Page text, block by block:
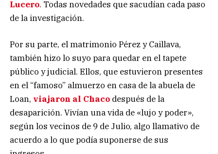
Lucero. Todas novedades que sacudían cada paso
de la investigación.
Por su parte, el matrimonio Pérez y Caillava,
también hizo lo suyo para quedar en el tapete
público y judicial. Ellos, que estuvieron presentes
en el “famoso” almuerzo en casa de la abuela de
Loan, viajaron al Chaco después de la
desaparición. Vivían una vida de «lujo y poder»,
según los vecinos de 9 de Julio, algo llamativo de
acuerdo a lo que podía suponerse de sus